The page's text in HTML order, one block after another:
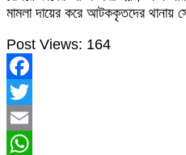
মামলা দায়ের করে আটককৃতদের থানায়
Post Views: 164
Facebook
Twitter
Email